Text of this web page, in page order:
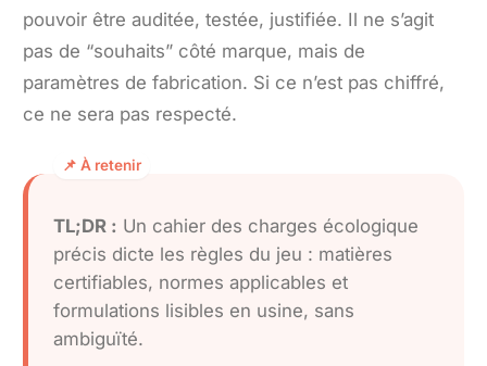
pouvoir être auditée, testée, justifiée. Il ne s’agit
pas de “souhaits” côté marque, mais de
paramètres de fabrication. Si ce n’est pas chiffré,
ce ne sera pas respecté.
TL;DR : Un cahier des charges écologique
précis dicte les règles du jeu : matières
certifiables, normes applicables et
formulations lisibles en usine, sans
ambiguïté.